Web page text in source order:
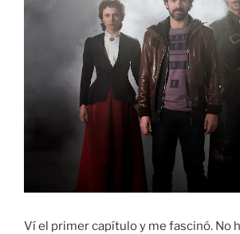
Ví el primer capítulo y me fascinó. No